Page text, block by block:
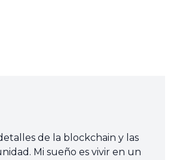
de la blockchain y las
Mi sueño es vivir en un